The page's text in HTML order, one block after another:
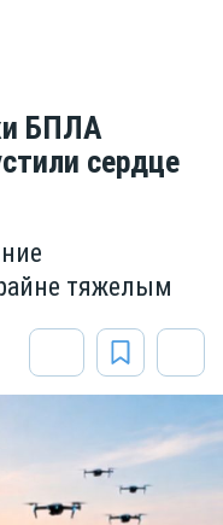
БПЛА
сердце
тяжелым